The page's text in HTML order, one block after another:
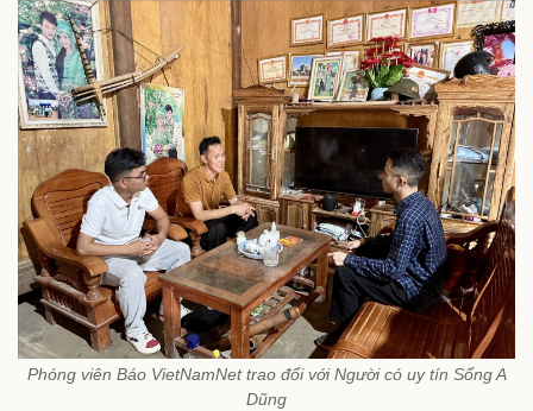
Phóng viên Báo VietNamNet trao đổi với Người có uy tín Sổng A
Dũng